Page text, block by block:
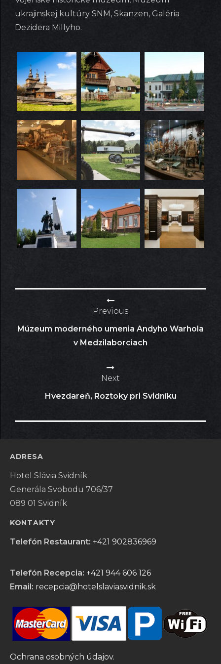
ukrajinskej kultúry SNM, Skanzen, Galéria
Dezidera Millyho.
Previous
Múzeum moderného umenia Andyho Warhola
v Medzilaborciach
Next
Hvezdareň, Roztoky pri Svidníku
ADRESA
Hotel Slávia Svidník
Generála Svobodu 706/37
089 01 Svidník
KONTAKTY
Telefón Restaurant: +421 902836969
Telefón Recepcia: +421 944 606 126
Email: recepcia@hotelslaviasvidnik.sk
Ochrana osobných údajov.